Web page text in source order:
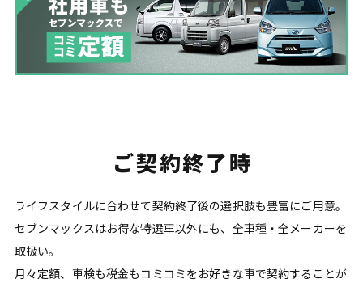
ご契約終了時
ライフスタイルに合わせて契約終了後の選択肢も豊富にご用意。
セブンマックスはお得な特選車以外にも、全車種・全メーカーを
取扱い。
月々定額、車検も税金もコミコミをお好きな車で契約することが